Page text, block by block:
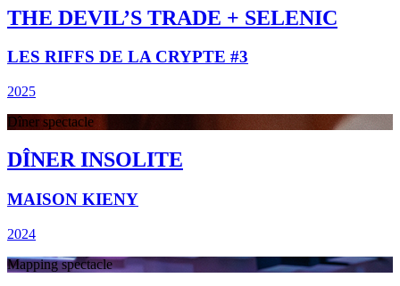
THE DEVIL’S TRADE + SELENIC
LES RIFFS DE LA CRYPTE #3
2025
Dîner spectacle
DÎNER INSOLITE
MAISON KIENY
2024
Mapping spectacle